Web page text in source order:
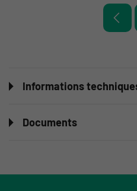
Informations
Documents